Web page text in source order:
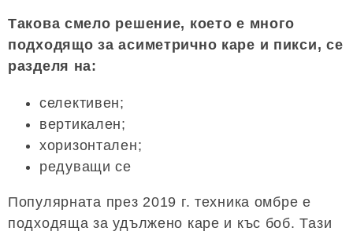
Такова смело решение, което е много
подходящо за асиметрично каре и пикси, се
разделя на:
селективен;
вертикален;
хоризонтален;
редуващи се
Популярната през 2019 г. техника омбре е
подходяща за удължено каре и къс боб. Тази